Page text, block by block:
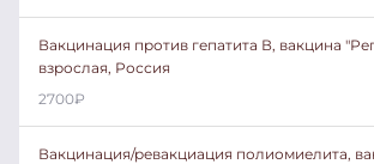
Вакцинация против гепатита В, вакцина
взрослая, Россия
2700₽
Вакцинация/ревакциация полиомиелита,